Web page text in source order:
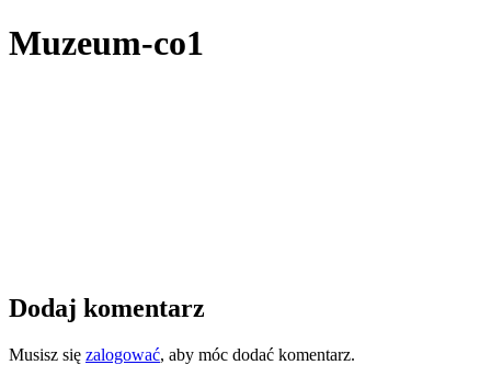
Muzeum-co1
Dodaj komentarz
Musisz się zalogować, aby móc dodać komentarz.